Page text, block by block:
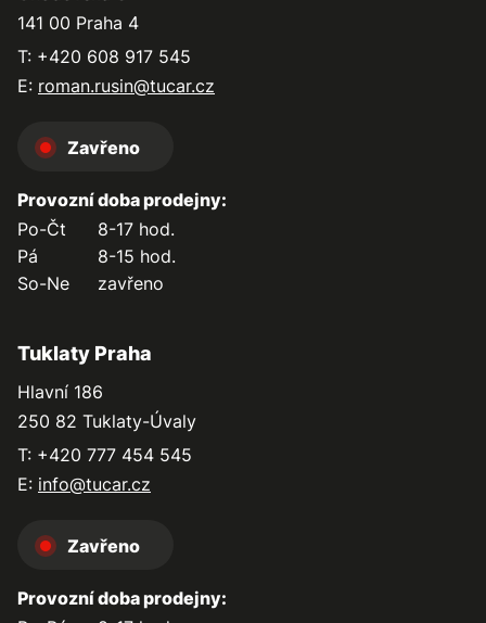
141 00 Praha 4
T: +420 608 917 545
E: roman.rusin@tucar.cz
Zavřeno
Provozní doba prodejny:
Po-Čt
8-17 hod.
Pá
8-15 hod.
So-Ne
zavřeno
Tuklaty Praha
Hlavní 186
250 82 Tuklaty-Úvaly
T: +420 777 454 545
E: info@tucar.cz
Zavřeno
Provozní doba prodejny: